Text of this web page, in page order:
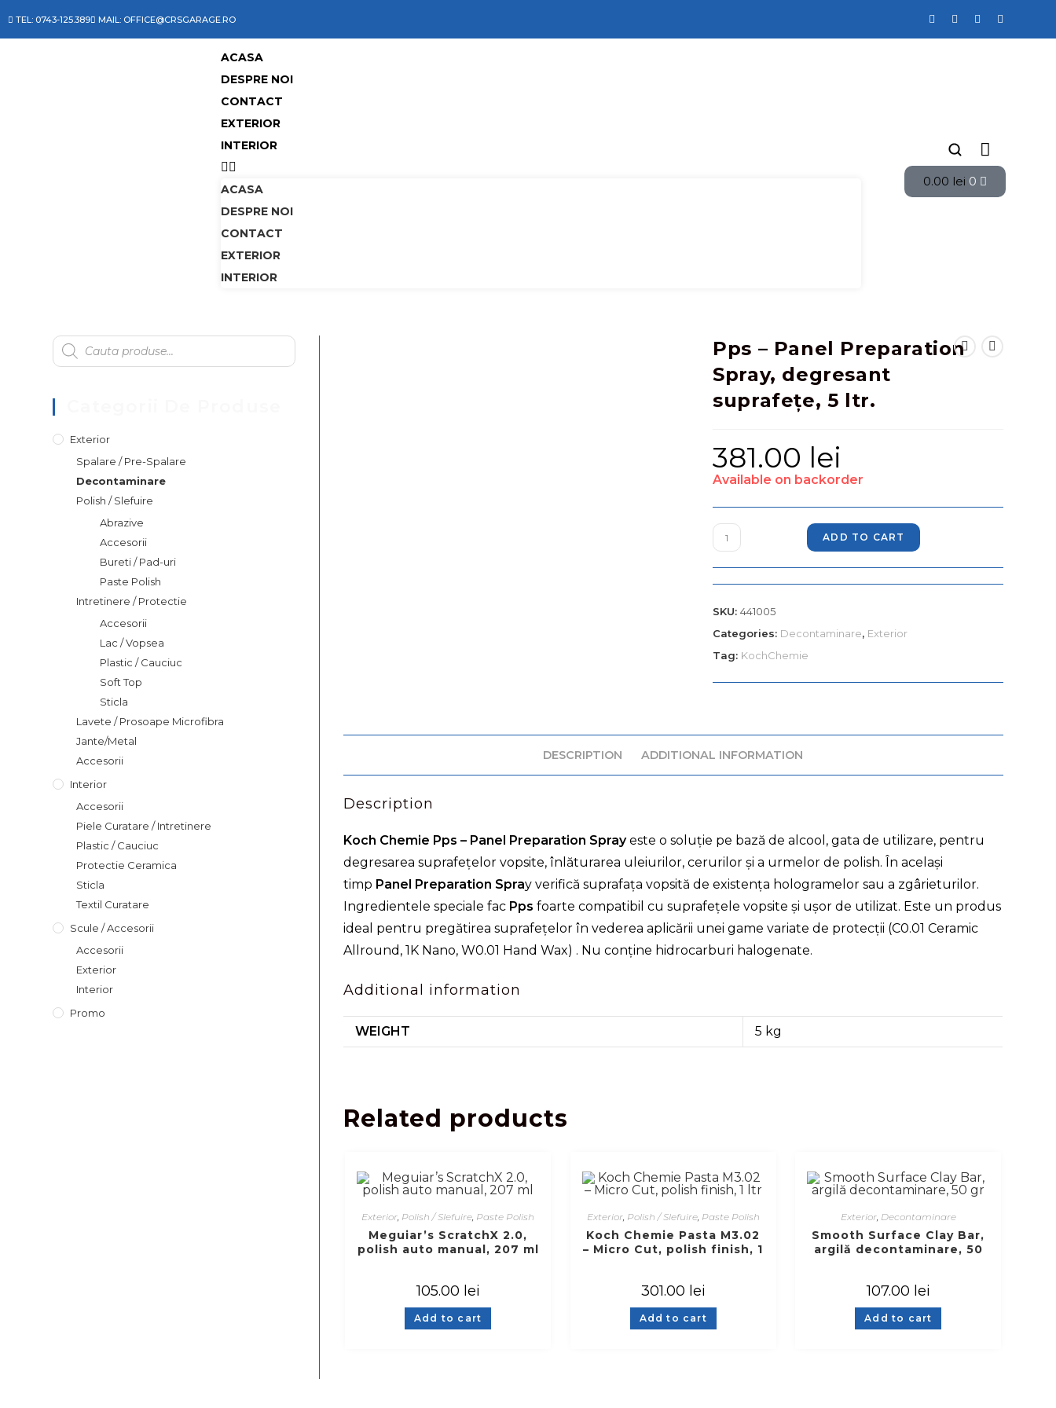
TEL: 0743-125.389 MAIL: OFFICE@CRSGARAGE.RO
ACASA
DESPRE NOI
CONTACT
EXTERIOR
INTERIOR
ACASA
DESPRE NOI
CONTACT
EXTERIOR
INTERIOR
0.00 lei 0
Pps – Panel Preparation
Spray, degresant
suprafețe, 5 ltr.
381.00 lei
Available on backorder
ADD TO CART
SKU:441005
Categories: Decontaminare, Exterior
Tag: KochChemie
DESCRIPTION ADDITIONAL INFORMATION
Description
Koch Chemie Pps – Panel Preparation Sprayeste o soluție pe bază de alcool, gata de utilizare, pentru
degresarea suprafețelor vopsite, înlăturarea uleiurilor, cerurilor și a urmelor de polish. În același
timp Panel Preparation Spray verifică suprafața vopsită de existența hologramelor sau a zgârieturilor.
Ingredientele speciale fac Pps foarte compatibil cu suprafețele vopsite și ușor de utilizat. Este un produs
ideal pentru pregătirea suprafețelor în vederea aplicării unei game variate de protecții (C0.01 Ceramic
Allround, 1K Nano, W0.01 Hand Wax) . Nu conține hidrocarburi halogenate.
Additional information
WEIGHT 5 kg
Related products
Exterior, Polish / Slefuire, Paste Polish
Meguiar’s ScratchX 2.0,
polish auto manual, 207 ml
105.00 lei
Add to cart
Exterior, Polish / Slefuire, Paste Polish
Koch Chemie Pasta M3.02
– Micro Cut, polish finish, 1
301.00 lei
Add to cart
Exterior, Decontaminare
Smooth Surface Clay Bar,
argilă decontaminare, 50
107.00 lei
Add to cart
Exterior
Spalare / Pre-Spalare
Decontaminare
Polish / Slefuire
Abrazive
Accesorii
Bureti / Pad-uri
Paste Polish
Intretinere / Protectie
Accesorii
Lac / Vopsea
Plastic / Cauciuc
Soft Top
Sticla
Lavete / Prosoape Microfibra
Jante/Metal
Accesorii
Interior
Accesorii
Piele Curatare / Intretinere
Plastic / Cauciuc
Protectie Ceramica
Sticla
Textil Curatare
Scule / Accesorii
Accesorii
Exterior
Interior
Promo